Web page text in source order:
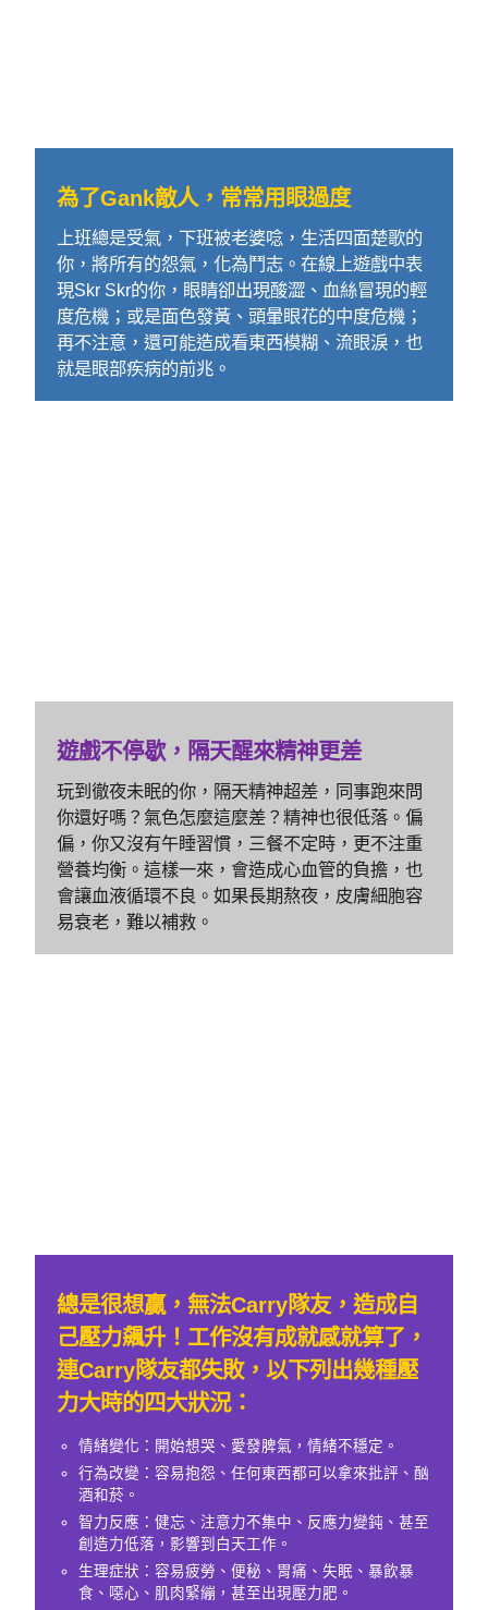
為了Gank敵人，常常用眼過度
上班總是受氣，下班被老婆唸，生活四面楚歌的
你，將所有的怨氣，化為鬥志。在線上遊戲中表
現Skr Skr的你，眼睛卻出現酸澀、血絲冒現的輕
度危機；或是面色發黃、頭暈眼花的中度危機；
再不注意，還可能造成看東西模糊、流眼淚，也
就是眼部疾病的前兆。
遊戲不停歇，隔天醒來精神更差
玩到徹夜未眠的你，隔天精神超差，同事跑來問
你還好嗎？氣色怎麼這麼差？精神也很低落。偏
偏，你又沒有午睡習慣，三餐不定時，更不注重
營養均衡。這樣一來，會造成心血管的負擔，也
會讓血液循環不良。如果長期熬夜，皮膚細胞容
易衰老，難以補救。
總是很想贏，無法Carry隊友，造成自
己壓力飆升！工作沒有成就感就算了，
連Carry隊友都失敗，以下列出幾種壓
力大時的四大狀況：
情緒變化：開始想哭、愛發脾氣，情緒不穩定。
行為改變：容易抱怨、任何東西都可以拿來批評、酗
酒和菸。
智力反應：健忘、注意力不集中、反應力變鈍、甚至
創造力低落，影響到白天工作。
生理症狀：容易疲勞、便秘、胃痛、失眠、暴飲暴
食、噁心、肌肉緊繃，甚至出現壓力肥。